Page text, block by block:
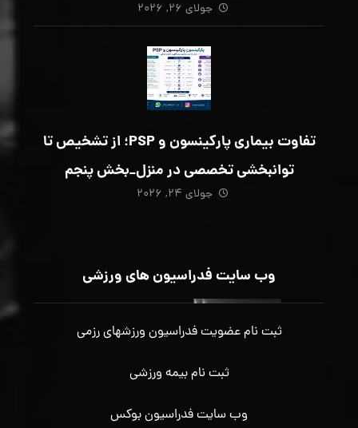
جولای ۲۶, ۲۰۲۶
تفاوت بیماری پارکینسون و PSP؛ از تشخیص تا
توانبخشی تخصصی در منزل_بخش پنجم
جولای ۲۴, ۲۰۲۶
وب سایت فدراسیون های ورزشی
ثبت نام عضویت فدراسیون ورزشهای رزمی
ثبت نام بیمه ورزشی
وب سایت فدراسیون بوکس